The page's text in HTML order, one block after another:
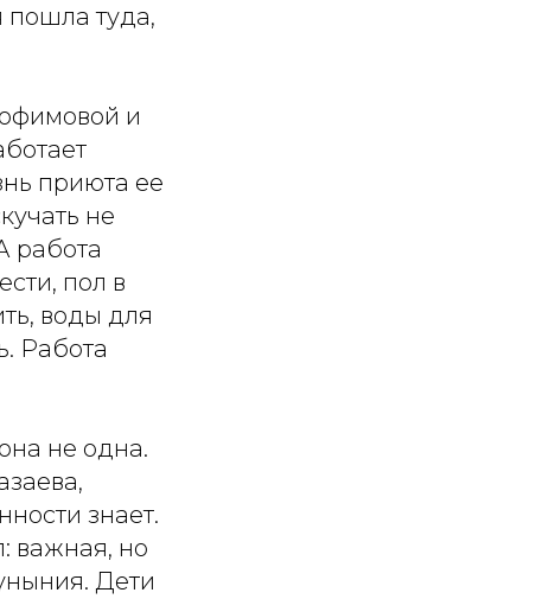
пошла туда,
и
приюта ее
не
работа
пол в
воды для
Работа
не одна.
знает.
важная, но
Дети